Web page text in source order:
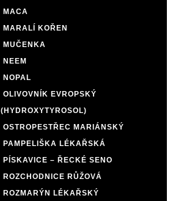
MACA
MARALÍ KOŘEN
MUČENKA
NEEM
NOPAL
OLIVOVNÍK EVROPSKÝ
(HYDROXYTYROSOL)
OSTROPESTŘEC MARIÁNSKÝ
PAMPELIŠKA LÉKAŘSKÁ
PÍSKAVICE – ŘECKÉ SENO
ROZCHODNICE RŮŽOVÁ
ROZMARÝN LÉKAŘSKÝ